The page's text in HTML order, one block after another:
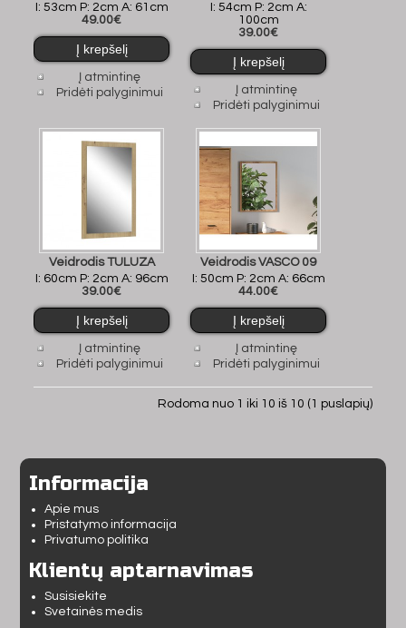
I: 53cm P: 2cm A: 61cm
49.00€
Į atmintinę
Pridėti palyginimui
I: 54cm P: 2cm A:
100cm
39.00€
Į atmintinę
Pridėti palyginimui
Veidrodis TULUZA
I: 60cm P: 2cm A: 96cm
39.00€
Į atmintinę
Pridėti palyginimui
Veidrodis VASCO 09
I: 50cm P: 2cm A: 66cm
44.00€
Į atmintinę
Pridėti palyginimui
Rodoma nuo 1 iki 10 iš 10 (1 puslapių)
Informacija
Apie mus
Pristatymo informacija
Privatumo politika
Klientų aptarnavimas
Susisiekite
Svetainės medis